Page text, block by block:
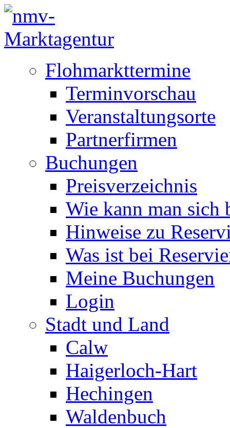
Flohmarkttermine
Terminvorschau
Veranstaltungsorte
Partnerfirmen
Buchungen
Preisverzeichnis
Wie kann man sich
Hinweise zu
Was ist bei
Meine Buchungen
Login
Stadt und Land
Calw
Haigerloch-Hart
Hechingen
Waldenbuch